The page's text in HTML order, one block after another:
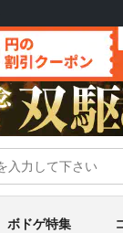
ボドゲ特集